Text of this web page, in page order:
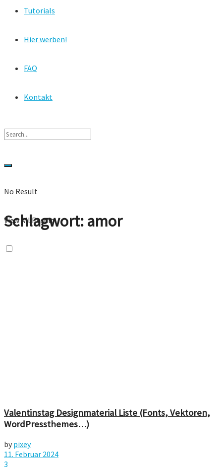
Tutorials
Hier werben!
FAQ
Kontakt
No Result
View All Result
Schlagwort: amor
Valentinstag Designmaterial Liste (Fonts, Vektoren,
WordPressthemes…)
by pixey
11. Februar 2024
3